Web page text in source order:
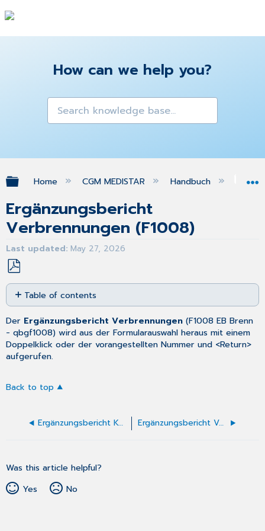
How can we help you?
Expand/collapse global hierarchy
Home CGM MEDISTAR Handbuch
Ergänzungsbericht
Verbrennungen (F1008)
Last updated May 27, 2026
Save
as
PDF
Table of contents
No
headers
Der Ergänzungsbericht Verbrennungen (F1008 EB Brenn
- qbgf1008) wird aus derFormularauswahl heraus mit einem
Doppelklick oder der vorangestellten Nummer und <Return>
aufgerufen.
Back to top
Ergänzungsbericht Kopf (F1002) ausfüllen Ergänzungsbericht Verbrennungen (F1008) ausfüllen
Was this article helpful?
Yes
No